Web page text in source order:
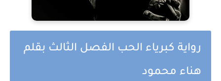
رواية كبرياء الحب الفصل الثالث بقلم
هناء محمود